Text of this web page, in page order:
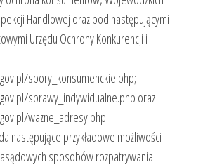
Handlowej oraz pod następującymi
Urzędu Ochrony Konkurencji i
spory_konsumenckie.php;
sprawy_indywidualne.php oraz
wazne_adresy.php.
następujące przykładowe możliwości
sposobów rozpatrywania